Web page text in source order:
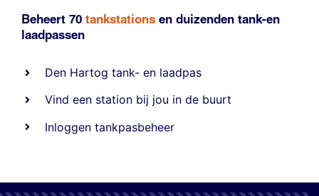
Beheert 70 tankstations en duizenden tank-en
laadpassen
Den Hartog tank- en laadpas
Vind een station bij jou in de buurt
Inloggen tankpasbeheer